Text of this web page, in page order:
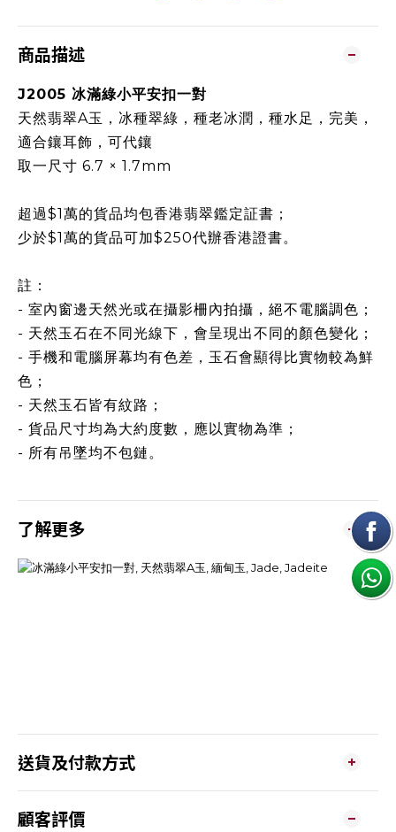
商品描述
J2005 冰滿綠小平安扣一對
天然翡翠A玉，冰種翠綠，種老冰潤，種水足，完美，
適合鑲耳飾，可代鑲
取一尺寸 6.7 × 1.7mm
超過$1萬的貨品均包香港翡翠鑑定証書；
少於$1萬的貨品可加$250代辦香港證書。
註：
- 室內窗邊天然光或在攝影柵內拍攝，絕不電腦調色；
- 天然玉石在不同光線下，會呈現出不同的顏色變化；
- 手機和電腦屏幕均有色差，玉石會顯得比實物較為鮮
色；
- 天然玉石皆有紋路；
- 貨品尺寸均為大約度數，應以實物為準；
- 所有吊墜均不包鏈。
了解更多
送貨及付款方式
顧客評價